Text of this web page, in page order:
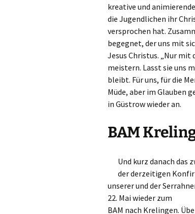
kreative und
die Jugendlichen ihr
versprochen hat.
begegnet, der uns mit
Jesus Christus. „Nur mit
meistern. Lasst sie uns
bleibt. Für uns, für die
Müde, aber im Glauben
in Güstrow wieder an.
BAM
Und kurz danach das
der derzeitigen
unserer und der
22. Mai wieder zum
BAM nach Krelingen.